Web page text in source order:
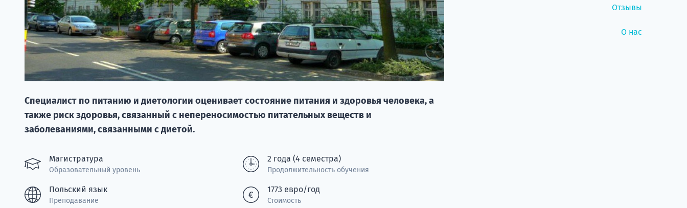
Специалист по питанию и диетологии оценивает состояние питания и здоровья человека, а
также риск здоровья, связанный с непереносимостью питательных веществ и
заболеваниями, связанными с диетой.
Магистратура
Образовательный уровень
2 года (4 семестра)
Продолжительность обучения
Польский язык
Преподавание
1773 евро/год
Стоимость
Отзывы
О нас